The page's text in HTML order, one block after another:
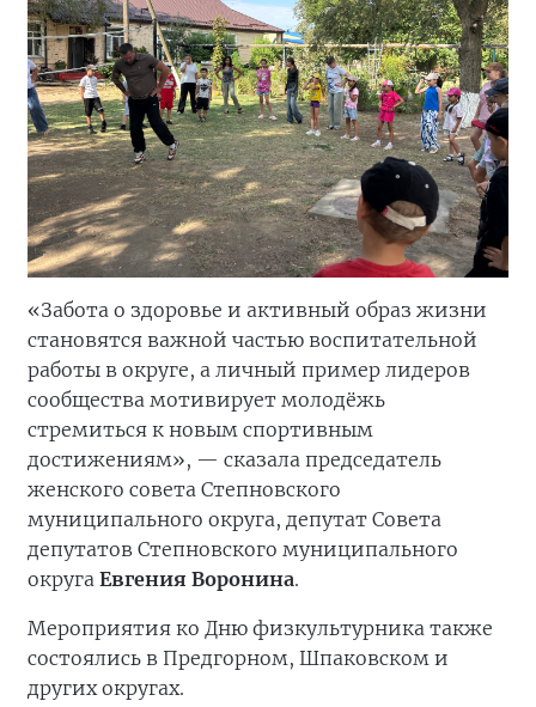
«Забота о здоровье и активный образ жизни
становятся важной частью воспитательной
работы в округе, а личный пример лидеров
сообщества мотивирует молодёжь
стремиться к новым спортивным
достижениям», — сказала председатель
женского совета Степновского
муниципального округа, депутат Совета
депутатов Степновского муниципального
округа Евгения Воронина.
Мероприятия ко Дню физкультурника также
состоялись в Предгорном, Шпаковском и
других округах.